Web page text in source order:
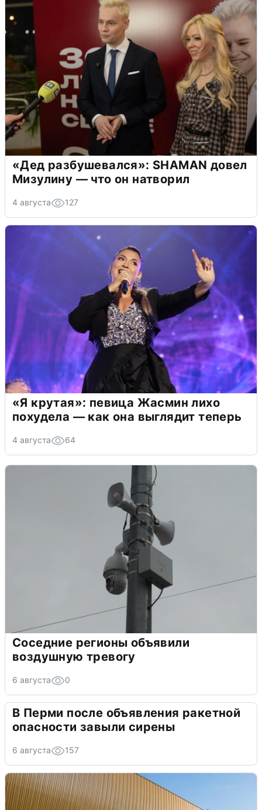
«Дед разбушевался»: SHAMAN довел
Мизулину — что он натворил
4 августа 127
«Я крутая»: певица Жасмин лихо
похудела — как она выглядит теперь
4 августа 64
Соседние регионы объявили
воздушную тревогу
6 августа 0
В Перми после объявления ракетной
опасности завыли сирены
6 августа 157